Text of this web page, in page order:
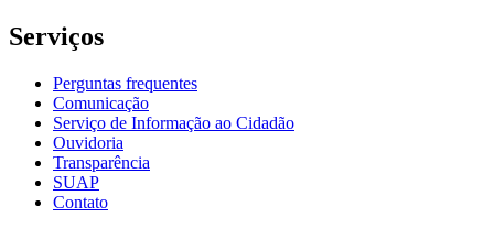
Serviços
Perguntas frequentes
Comunicação
Serviço de Informação ao Cidadão
Ouvidoria
Transparência
SUAP
Contato